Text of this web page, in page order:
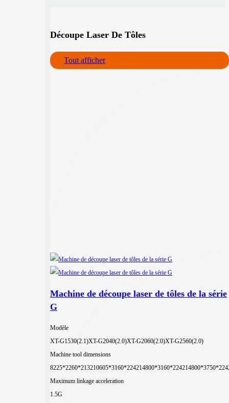
Découpe Laser De Tôles
Tout afficher
Machine de découpe laser de tôles de la série
G
Modèle
XT-G1530(2.1)XT-G2040(2.0)XT-G2060(2.0)XT-G2560(2.0)
Machine tool dimensions
8225*2260*213210605*3160*224214800*3160*2242
Maximum linkage acceleration
1.5G